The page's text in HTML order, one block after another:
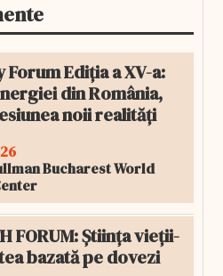
Forum Ediția a XV-a:
din România,
noii realități
Bucharest World
FORUM: Știința vieții-
bazată pe dovezi